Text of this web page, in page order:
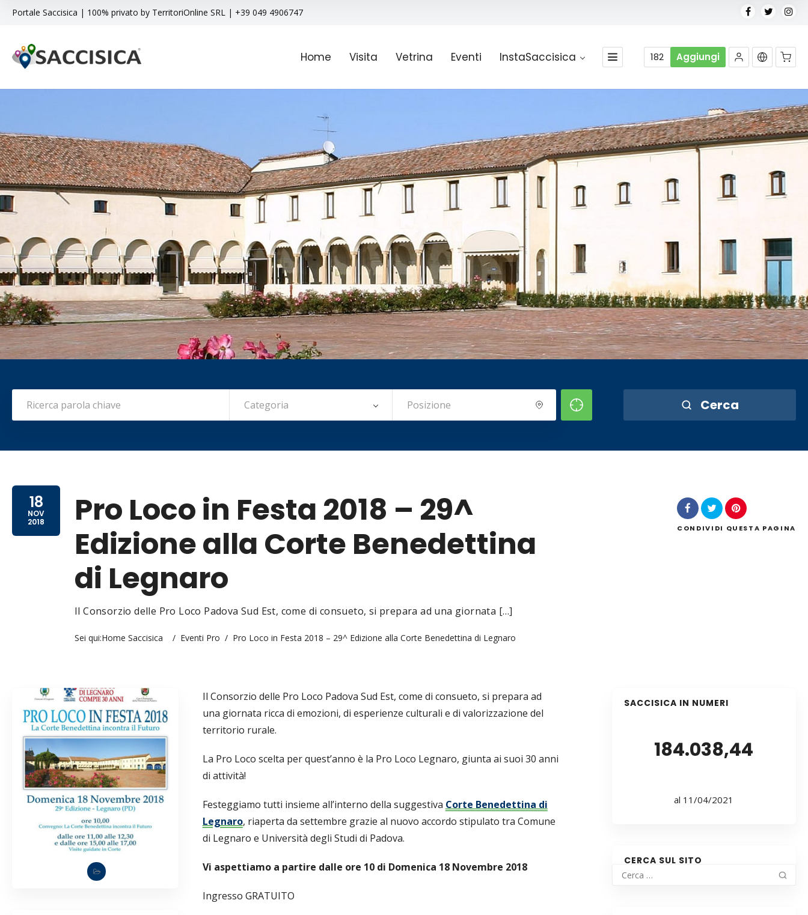
Portale Saccisica | 100% privato by TerritoriOnline SRL | +39 049 4906747
Home Visita Vetrina Eventi InstaSaccisica 182 Aggiungi
Nessun prodotto nel carrello.
Categoria Cerca
18
NOV
2018
Pro Loco in Festa 2018 – 29^
Edizione alla Corte Benedettina
di Legnaro
Il Consorzio delle Pro Loco Padova Sud Est, come di consueto, si prepara ad una giornata […]
Sei qui:Home Saccisica / Eventi Pro / Pro Loco in Festa 2018 – 29^ Edizione alla Corte Benedettina di Legnaro
CONDIVIDI QUESTA PAGINA
Il Consorzio delle Pro Loco Padova Sud Est, come di consueto, si prepara ad
una giornata ricca di emozioni, di esperienze culturali e di valorizzazione del
territorio rurale.
La Pro Loco scelta per quest’anno è la Pro Loco Legnaro, giunta ai suoi 30 anni
di attività!
Festeggiamo tutti insieme all’interno della suggestiva Corte Benedettina di
Legnaro, riaperta da settembre grazie al nuovo accordo stipulato tra Comune
di Legnaro e Università degli Studi di Padova.
Vi aspettiamo a partire dalle ore 10 di Domenica 18 Novembre 2018
Ingresso GRATUITO
SACCISICA IN NUMERI
184.038,44
al 11/04/2021
CERCA SUL SITO